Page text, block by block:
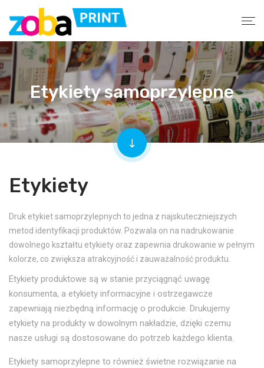
Etykiety samoprzylepne
Etykiety
Druk etykiet samoprzylepnych to jedna z najskuteczniejszych
metod identyfikacji produktów. Pozwala on na nadrukowanie
dowolnego kształtu etykiety oraz zapewnia drukowanie w pełnym
kolorze, co zwiększa atrakcyjność i zauważalność produktu.
Etykiety produktowe są w stanie przyciągnąć uwagę
konsumenta, a etykiety informacyjne i ostrzegawcze
zapewniają niezbędną informację o produkcie. Drukujemy
etykiety na produkty w dowolnym nakładzie, dzięki czemu
nasze usługi są dostosowane do potrzeb każdego klienta.
Etykiety samoprzylepne to również świetne rozwiązanie na